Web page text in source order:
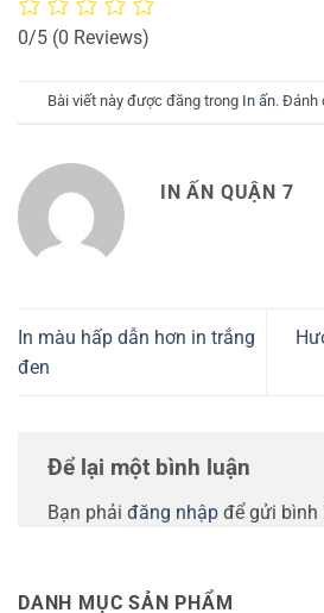
0/5 (0 Reviews)
Bài viết này được đăng trong In ấn. Đánh
IN ẤN QUẬN 7
In màu hấp dẫn hơn in trắng
đen
Để lại một bình luận
Bạn phải đăng nhập để gửi bình
DANH MỤC SẢN PHẨM